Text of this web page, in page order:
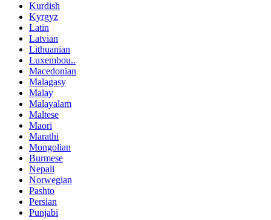
Kurdish
Kyrgyz
Latin
Latvian
Lithuanian
Luxembou..
Macedonian
Malagasy
Malay
Malayalam
Maltese
Maori
Marathi
Mongolian
Burmese
Nepali
Norwegian
Pashto
Persian
Punjabi